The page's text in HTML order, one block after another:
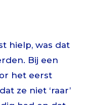
hielp, was dat
Bij een
het eerst
ze niet ‘raar’